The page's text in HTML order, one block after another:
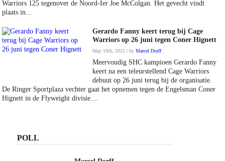
Warriors 125 tegenover de Noord-Ier Joe McColgan. Het gevecht vindt
plaats in...
Gerardo Fanny keert terug bij Cage
Warriors op 26 juni tegen Coner Hignett
May 19th, 2021 | byMarcel Dorff
Meervoudig SHC kampioen Gerardo Fanny
keert na een teleurstellend Cage Warriors
debuut op 26 juni terug bij de organisatie.
De Ringer Sportplaza vechter gaat het opnemen tegen de Engelsman Coner
Hignett in de Flyweight divisie....
POLL